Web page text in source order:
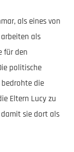
als eines von
als
für den
politische
die
Eltern Lucy zu
sie dort als